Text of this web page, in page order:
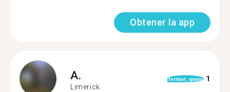
Obtener la app
A.
Limerick
format_quote 1